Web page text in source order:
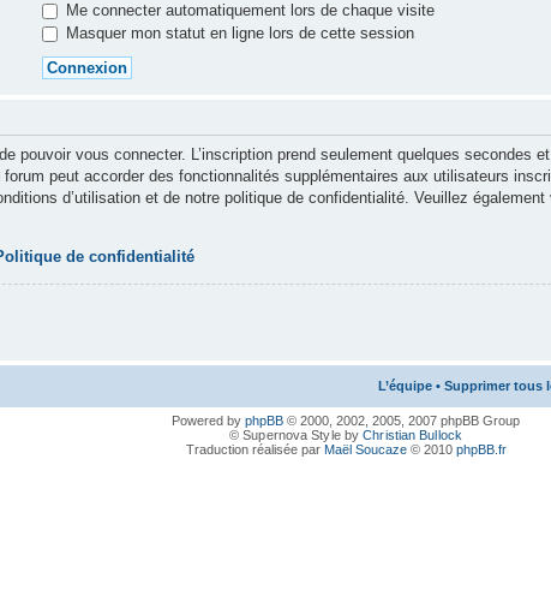
Me connecter automatiquement lors de chaque visite
Masquer mon statut en ligne lors de cette session
pouvoir vous connecter. L’inscription prend seulement quelques secondes
forum peut accorder des fonctionnalités supplémentaires aux utilisateurs
d’utilisation et de notre politique de confidentialité. Veuillez
de confidentialité
L’équipe • Supprimer tous
Powered by phpBB © 2000, 2002, 2005, 2007 phpBB Group
© Supernova Style byChristian Bullock
Traduction réalisée par Maël Soucaze© 2010 phpBB.fr